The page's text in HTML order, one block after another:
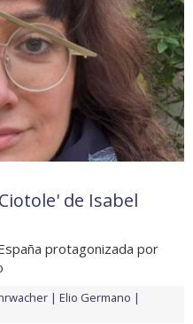
de Isabel
protagonizada por
Elio Germano